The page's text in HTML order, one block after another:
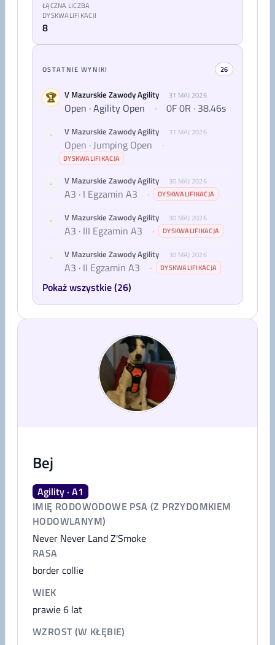
ŁĄCZNA LICZBA
DYSKWALIFIKACJI
8
OSTATNIE WYNIKI 26
🏆 V Mazurskie Zawody Agility 31 MAJ 2026
Open · Agility Open · 0F 0R · 38.46s
- V Mazurskie Zawody Agility 31 MAJ 2026
Open · Jumping Open ·
DYSKWALIFIKACJA
- V Mazurskie Zawody Agility 30 MAJ 2026
A3 · I Egzamin A3 · DYSKWALIFIKACJA
- V Mazurskie Zawody Agility 30 MAJ 2026
A3 · III Egzamin A3 · DYSKWALIFIKACJA
- V Mazurskie Zawody Agility 30 MAJ 2026
A3 · II Egzamin A3 · DYSKWALIFIKACJA
Pokaż wszystkie (26)
Bej
Agility · A1
IMIĘ RODOWODOWE PSA (Z PRZYDOMKIEM
HODOWLANYM)
Never Never Land Z'Smoke
RASA
border collie
WIEK
prawie 6 lat
WZROST (W KŁĘBIE)